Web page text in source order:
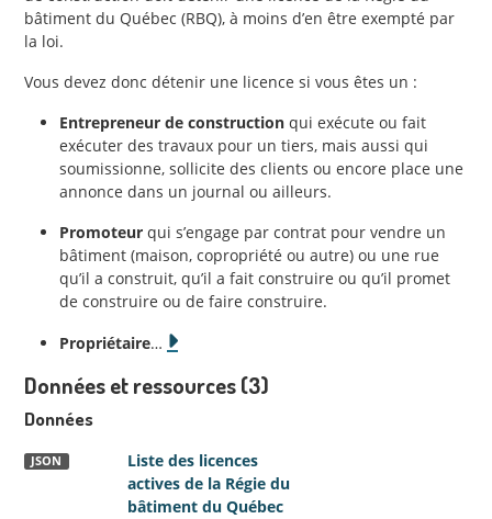
bâtiment du Québec (RBQ), à moins d’en être exempté par
la loi.
Vous devez donc détenir une licence si vous êtes un :
Entrepreneur de construction qui exécute ou fait
exécuter des travaux pour un tiers, mais aussi qui
soumissionne, sollicite des clients ou encore place une
annonce dans un journal ou ailleurs.
Promoteur qui s’engage par contrat pour vendre un
bâtiment (maison, copropriété ou autre) ou une rue
qu’il a construit, qu’il a fait construire ou qu’il promet
de construire ou de faire construire.
Propriétaire…
Données et ressources (3)
Données
Liste des licences
actives de la Régie du
bâtiment du Québec
JSON